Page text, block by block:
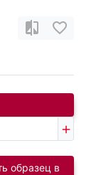
образец в